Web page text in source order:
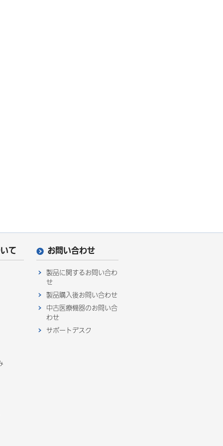
て お問い合わせ
製品に関するお問い合わ
せ
製品購入後お問い合わせ
中古医療機器のお問い合
わせ
サポートデスク